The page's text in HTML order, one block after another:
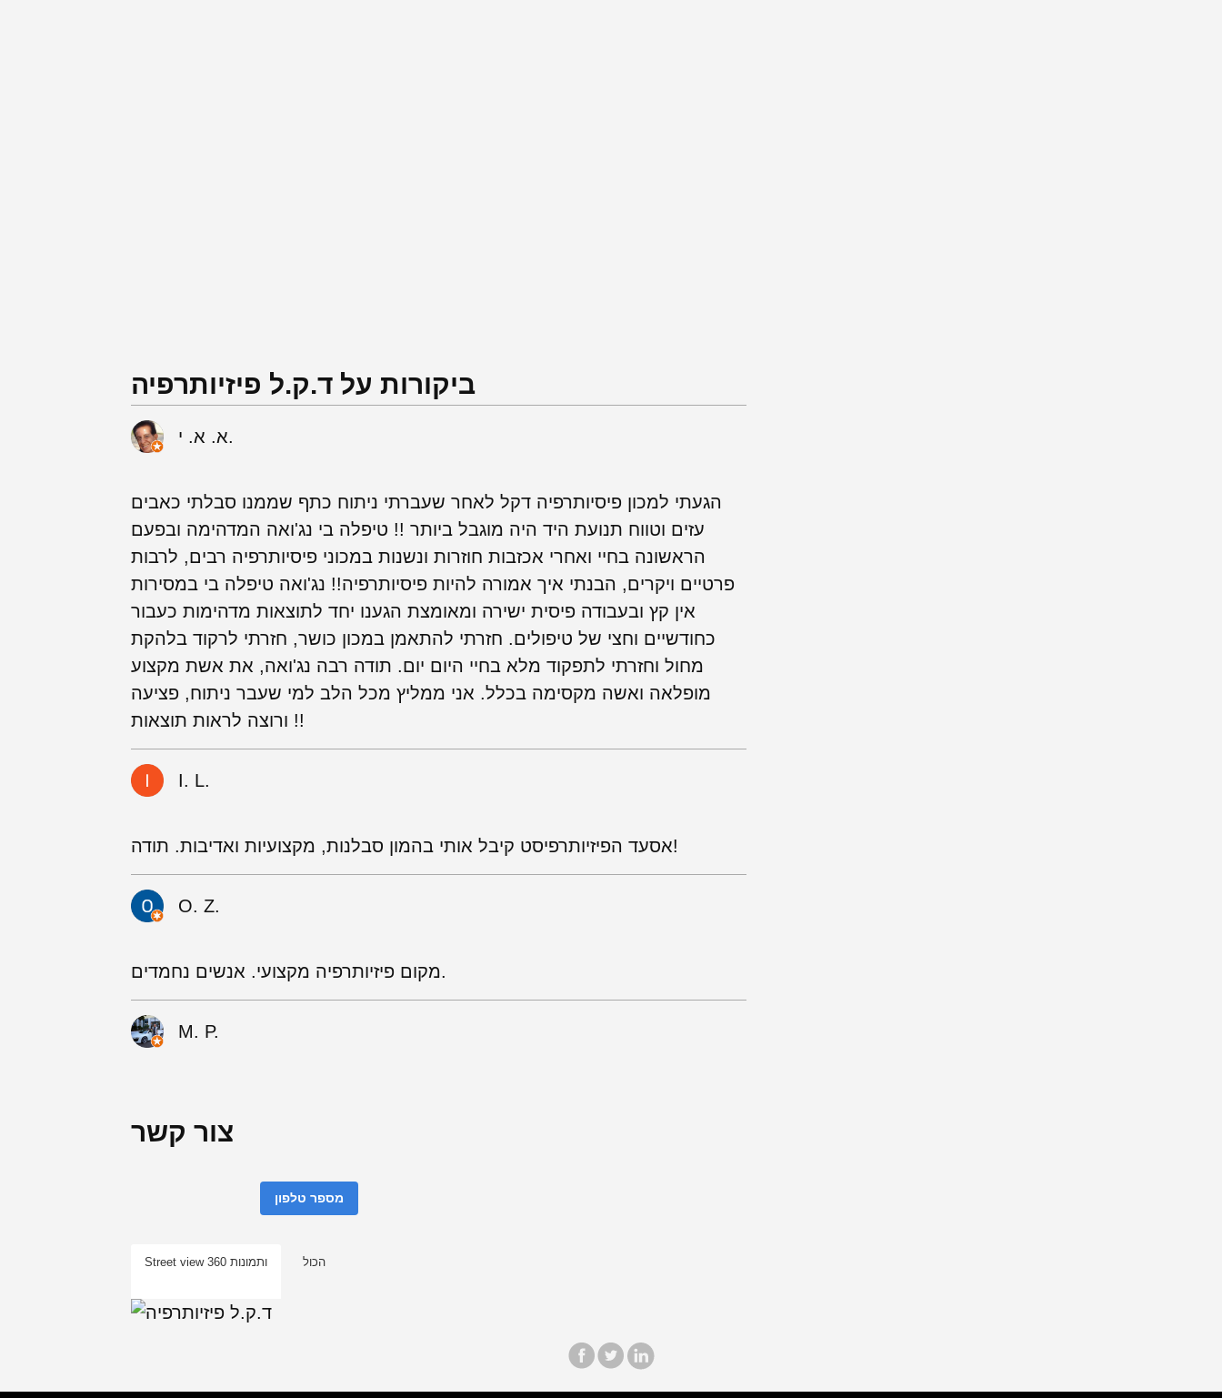
ביקורות על ד.ק.ל פיזיותרפיה
א. א. י.
הגעתי למכון פיסיותרפיה דקל לאחר שעברתי ניתוח כתף שממנו סבלתי כאבים
עזים וטווח תנועת היד היה מוגבל ביותר !! טיפלה בי נג'ואה המדהימה ובפעם
הראשונה בחיי ואחרי אכזבות חוזרות ונשנות במכוני פיסיותרפיה רבים, לרבות
פרטיים ויקרים, הבנתי איך אמורה להיות פיסיותרפיה!! נג'ואה טיפלה בי במסירות
אין קץ ובעבודה פיסית ישירה ומאומצת הגענו יחד לתוצאות מדהימות כעבור
כחודשיים וחצי של טיפולים. חזרתי להתאמן במכון כושר, חזרתי לרקוד בלהקת
מחול וחזרתי לתפקוד מלא בחיי היום יום. תודה רבה נג'ואה, את אשת מקצוע
מופלאה ואשה מקסימה בכלל. אני ממליץ מכל הלב למי שעבר ניתוח, פציעה
ורוצה לראות תוצאות !!
I. L.
אסעד הפיזיותרפיסט קיבל אותי בהמון סבלנות, מקצועיות ואדיבות. תודה!
O. Z.
מקום פיזיותרפיה מקצועי. אנשים נחמדים.
M. P.
צור קשר
מספר טלפון
Street view ותמונות 360 הכול